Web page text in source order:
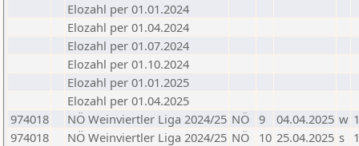
Elozahl per 01.01.2024
Elozahl per 01.04.2024
Elozahl per 01.07.2024
Elozahl per 01.10.2024
Elozahl per 01.01.2025
Elozahl per 01.04.2025
974018
NÖ Weinviertler Liga 2024/25 NÖ 9 04.04.2025 w
974018
NÖ Weinviertler Liga 2024/25 NÖ 10 25.04.2025 s